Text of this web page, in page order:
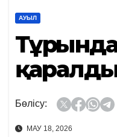
АУЫЛ
Бөлісу:
МАУ 18, 2026